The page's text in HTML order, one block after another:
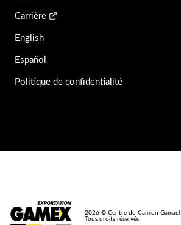
Carrière
English
Español
Politique de confidentialité
2026 © Centre du Camion
Tous droits réservés